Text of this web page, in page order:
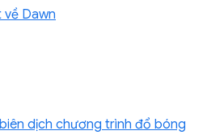
Dawn
dịch chương trình đổ bóng